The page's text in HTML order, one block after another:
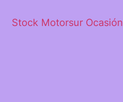
Stock Motorsur Ocasión